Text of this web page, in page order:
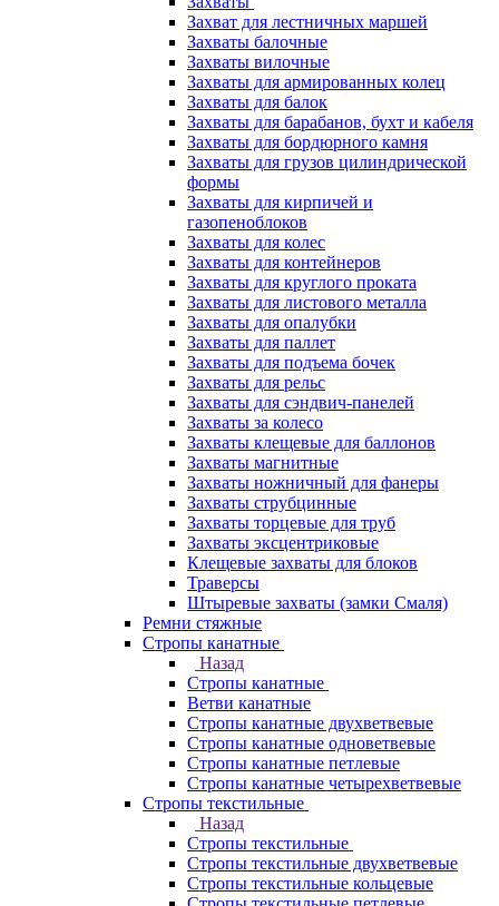
Захват для лестничных маршей
Захваты балочные
Захваты вилочные
Захваты для армированных колец
Захваты для балок
Захваты для барабанов, бухт и кабеля
Захваты для бордюрного камня
Захваты для грузов цилиндрической
формы
Захваты для кирпичей и
газопеноблоков
Захваты для колес
Захваты для контейнеров
Захваты для круглого проката
Захваты для листового металла
Захваты для опалубки
Захваты для паллет
Захваты для подъема бочек
Захваты для рельс
Захваты для сэндвич-панелей
Захваты за колесо
Захваты клещевые для баллонов
Захваты магнитные
Захваты ножничный для фанеры
Захваты струбцинные
Захваты торцевые для труб
Захваты эксцентриковые
Клещевые захваты для блоков
Траверсы
Штыревые захваты (замки Смаля)
Ремни стяжные
Стропы канатные
Назад
Стропы канатные
Ветви канатные
Стропы канатные двухветвевые
Стропы канатные одноветвевые
Стропы канатные петлевые
Стропы канатные четырехветвевые
Стропы текстильные
Назад
Стропы текстильные
Стропы текстильные двухветвевые
Стропы текстильные кольцевые